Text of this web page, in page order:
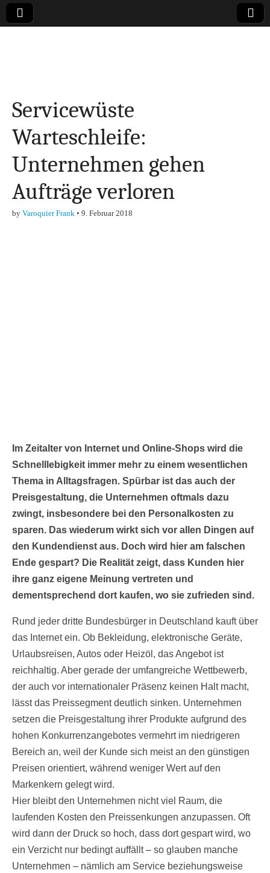
Finanzen,
Marketing-, Vertrieb-
& Investment-Tipps
Servicewüste
Warteschleife:
Unternehmen gehen
Aufträge verloren
by Varoquier Frank • 9. Februar 2018
Im Zeitalter von Internet und Online-Shops wird die
Schnelllebigkeit immer mehr zu einem wesentlichen
Thema in Alltagsfragen. Spürbar ist das auch der
Preisgestaltung, die Unternehmen oftmals dazu
zwingt, insbesondere bei den Personalkosten zu
sparen. Das wiederum wirkt sich vor allen Dingen auf
den Kundendienst aus. Doch wird hier am falschen
Ende gespart? Die Realität zeigt, dass Kunden hier
ihre ganz eigene Meinung vertreten und
dementsprechend dort kaufen, wo sie zufrieden sind.
Rund jeder dritte Bundesbürger in Deutschland kauft über
das Internet ein. Ob Bekleidung, elektronische Geräte,
Urlaubsreisen, Autos oder Heizöl, das Angebot ist
reichhaltig. Aber gerade der umfangreiche Wettbewerb,
der auch vor internationaler Präsenz keinen Halt macht,
lässt das Preissegment deutlich sinken. Unternehmen
setzen die Preisgestaltung ihrer Produkte aufgrund des
hohen Konkurrenzangebotes vermehrt im niedrigeren
Bereich an, weil der Kunde sich meist an den günstigen
Preisen orientiert, während weniger Wert auf den
Markenkern gelegt wird.
Hier bleibt den Unternehmen nicht viel Raum, die
laufenden Kosten den Preissenkungen anzupassen. Oft
wird dann der Druck so hoch, dass dort gespart wird, wo
ein Verzicht nur bedingt auffällt – so glauben manche
Unternehmen – nämlich am Service beziehungsweise